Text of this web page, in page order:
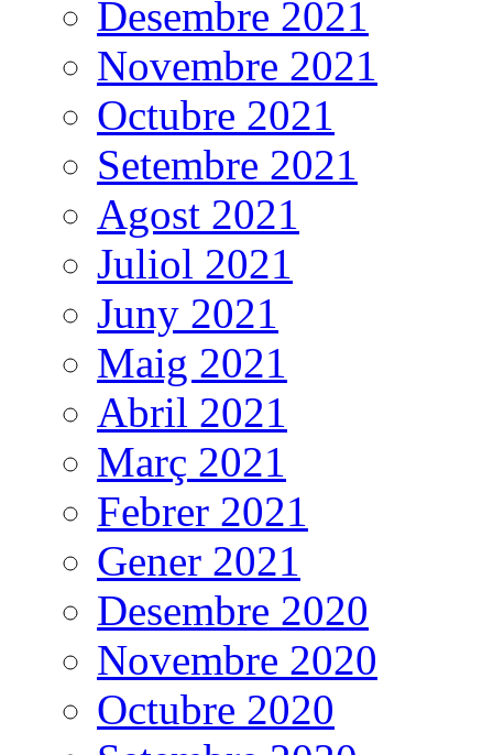
Desembre 2021
Novembre 2021
Octubre 2021
Setembre 2021
Agost 2021
Juliol 2021
Juny 2021
Maig 2021
Abril 2021
Març 2021
Febrer 2021
Gener 2021
Desembre 2020
Novembre 2020
Octubre 2020